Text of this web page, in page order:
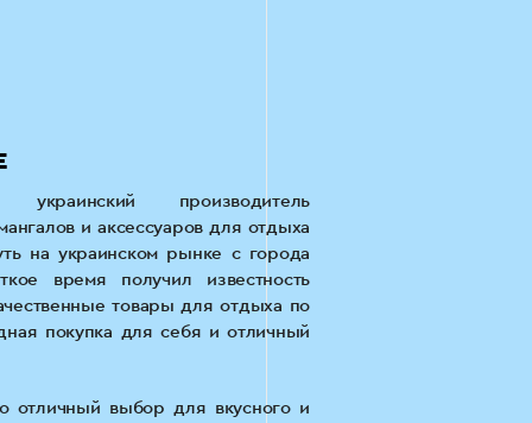
производитель
и аксессуаров для отдыха
на украинском рынке с города
время получил известность
товары для отдыха по
покупка для себя и отличный
отличный выбор для вкусного и